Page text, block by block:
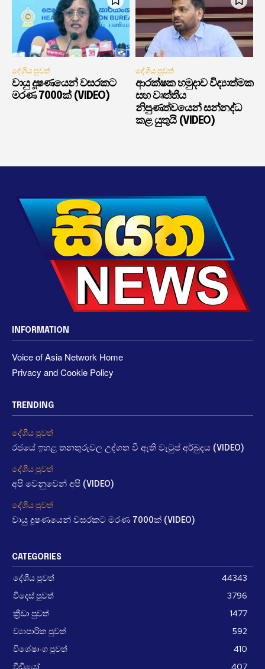
දේශීය පුවත්
වායු දූෂණයෙන් වසරකට
මරණ 7000ක් (VIDEO)
දේශීය පුවත්
ආරක්ෂක හමුදාව විද්‍යාත්මක
සහ වෘත්තීය
නිපුණත්වයෙන් සන්නද්ධ
කළ යුතුයි (VIDEO)
INFORMATION
Voice of Asia Network Home
Privacy and Cookie Policy
TRENDING
දේශීය පුවත්
රජයේ ඉහළ තනතුරුවල උද්ගත වී ඇති වැටුප් අර්බුදය (VIDEO)
දේශීය පුවත්
අපි වෙනුවෙන් අපි (VIDEO)
දේශීය පුවත්
වායු දූෂණයෙන් වසරකට මරණ 7000ක් (VIDEO)
CATEGORIES
දේශීය පුවත්
44343
විදෙස් පුවත්
3796
ක්‍රීඩා පුවත්
1477
ව්‍යාපාරික පුවත්
592
විශේෂාංග පුවත්
410
වීඩීයෝ
407